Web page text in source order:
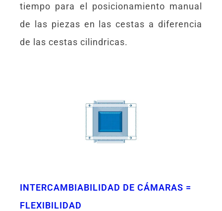
tiempo para el posicionamiento manual
de las piezas en las cestas a diferencia
de las cestas cilindricas.
INTERCAMBIABILIDAD DE CÁMARAS =
FLEXIBILIDAD